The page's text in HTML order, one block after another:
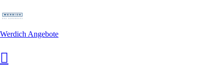
Werdich Angebote